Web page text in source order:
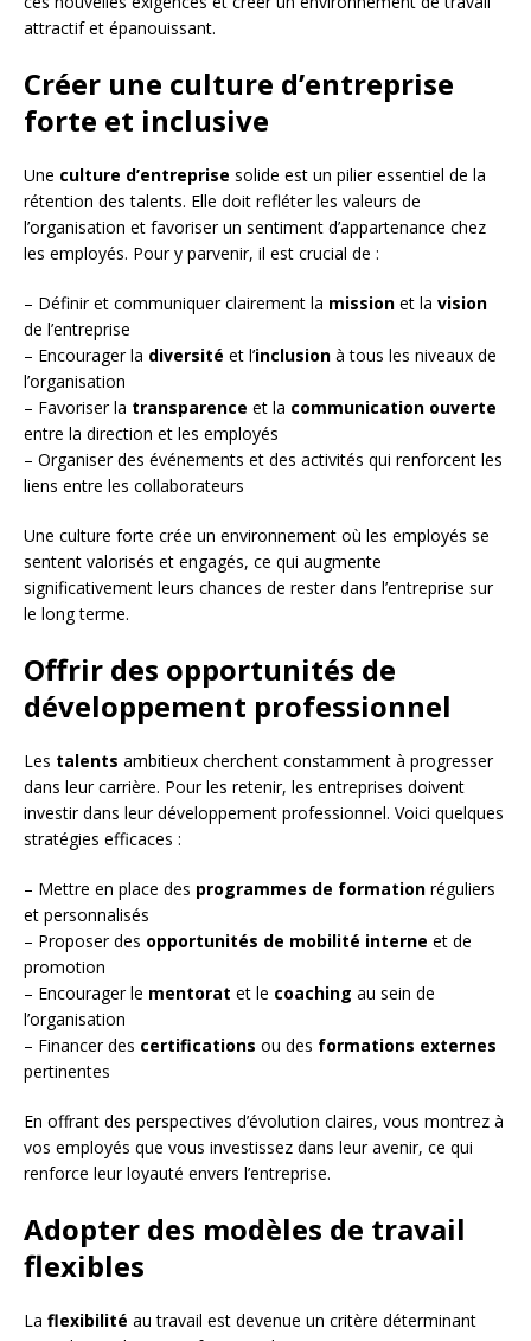
attractif et épanouissant.
Créer une culture d’entreprise
forte et inclusive
Une culture d’entreprise solide est un pilier essentiel de la
rétention des talents. Elle doit refléter les valeurs de
l’organisation et favoriser un sentiment d’appartenance chez
les employés. Pour y parvenir, il est crucial de :
– Définir et communiquer clairement la mission et la vision
de l’entreprise
– Encourager la diversité et l’inclusion à tous les niveaux de
l’organisation
– Favoriser la transparence et la communication ouverte
entre la direction et les employés
– Organiser des événements et des activités qui renforcent les
liens entre les collaborateurs
Une culture forte crée un environnement où les employés se
sentent valorisés et engagés, ce qui augmente
significativement leurs chances de rester dans l’entreprise sur
le long terme.
Offrir des opportunités de
développement professionnel
Les talents ambitieux cherchent constamment à progresser
dans leur carrière. Pour les retenir, les entreprises doivent
investir dans leur développement professionnel. Voici quelques
stratégies efficaces :
– Mettre en place des programmes de formation réguliers
et personnalisés
– Proposer des opportunités de mobilité interne et de
promotion
– Encourager le mentorat et le coaching au sein de
l’organisation
– Financer des certifications ou des formations externes
pertinentes
En offrant des perspectives d’évolution claires, vous montrez à
vos employés que vous investissez dans leur avenir, ce qui
renforce leur loyauté envers l’entreprise.
Adopter des modèles de travail
flexibles
La flexibilité au travail est devenue un critère déterminant